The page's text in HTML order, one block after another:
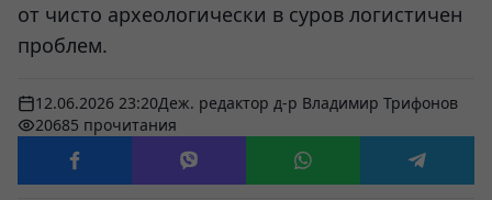
от чисто археологически в суров логистичен
проблем.
12.06.2026 23:20Деж. редактор д-р Владимир Трифонов
20685 прочитания